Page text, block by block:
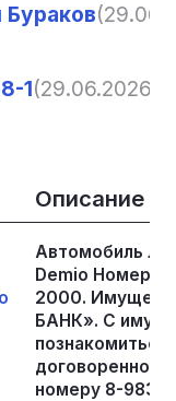
1(29.06.2026,
Описание
Автомобиль
Demio Номер
2000.
БАНК». С
познакомиться
номеру 8-983-